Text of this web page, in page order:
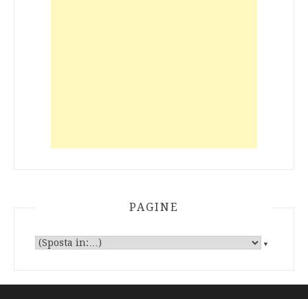
PAGINE
▼